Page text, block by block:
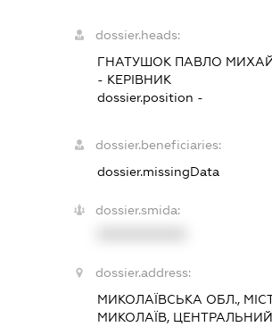
dossier.heads:
ГНАТУШОК ПАВЛО
- КЕРІВНИК
dossier.position -
dossier.beneficiaries:
dossier.missingData
dossier.smida:
dossier.address:
МИКОЛАЇВСЬКА ОБЛ.,
МИКОЛАЇВ,